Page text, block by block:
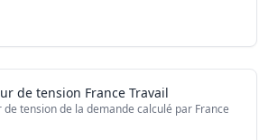
de tension France Travail
tension de la demande calculé par France